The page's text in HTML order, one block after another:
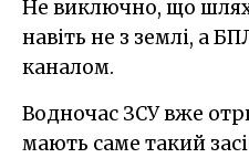
Не виключно, що
навіть не з землі, а
каналом.
Водночас ЗСУ вже
мають саме такий